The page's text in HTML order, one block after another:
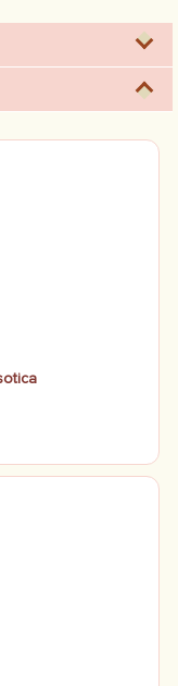
натуральных